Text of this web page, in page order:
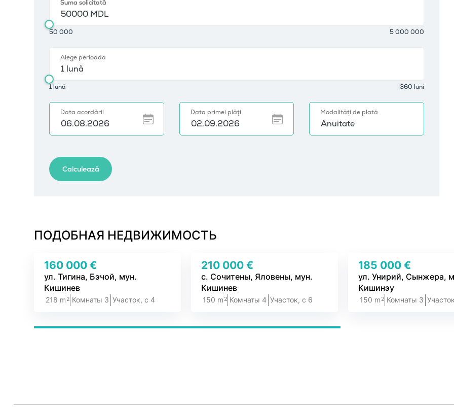
ПОДОБНАЯ НЕДВИЖИМОСТЬ
160 000 €
ул. Тигина, Бэчой, мун.
Кишинев
218 m 2 Комнаты 3 Участок, c 4
210 000 €
с. Сочитены, Яловены, мун.
Кишинев
150 m 2 Комнаты 4 Участок, c 6
185 000 €
ул. Унирий, Сынжера,
Кишинэу
150 m 2 Комнаты 3